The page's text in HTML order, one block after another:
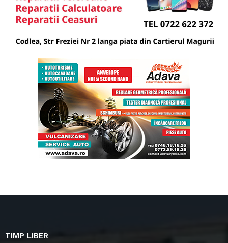
TIMP LIBER